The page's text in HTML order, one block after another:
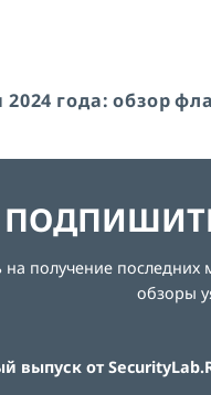
года: обзор
получение последних
обзоры
выпуск от